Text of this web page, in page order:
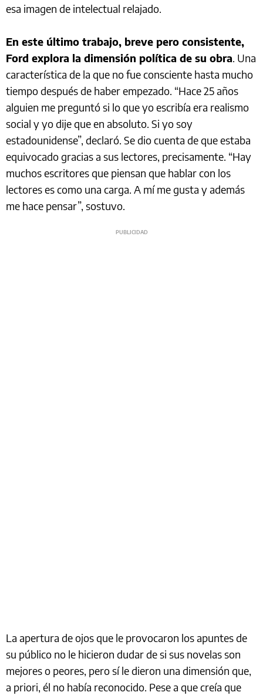
esa imagen de intelectual relajado.
En este último trabajo, breve pero consistente,
Ford explora la dimensión política de su obra. Una
característica de la que no fue consciente hasta mucho
tiempo después de haber empezado. “Hace 25 años
alguien me preguntó si lo que yo escribía era realismo
social y yo dije que en absoluto. Si yo soy
estadounidense”, declaró. Se dio cuenta de que estaba
equivocado gracias a sus lectores, precisamente. “Hay
muchos escritores que piensan que hablar con los
lectores es como una carga. A mí me gusta y además
me hace pensar”, sostuvo.
La apertura de ojos que le provocaron los apuntes de
su público no le hicieron dudar de si sus novelas son
mejores o peores, pero sí le dieron una dimensión que,
a priori, él no había reconocido. Pese a que creía que